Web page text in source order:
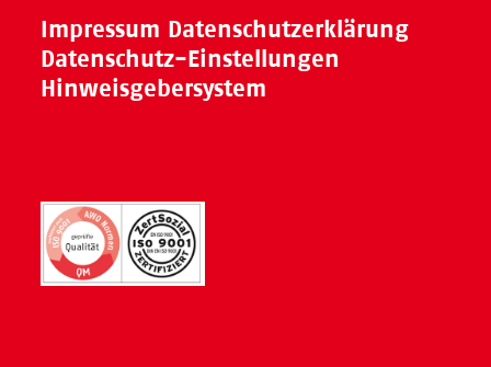
Impressum Datenschutzerklärung
Datenschutz-Einstellungen
Hinweisgebersystem